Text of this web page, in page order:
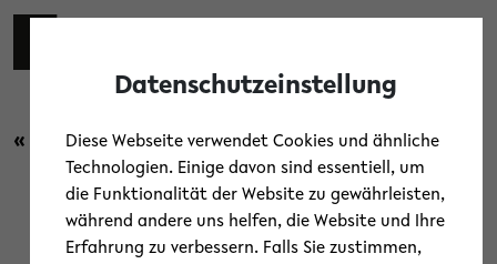
Skip to main content
« Zurück zur Übersicht
Himmelsatlas mit größter
Datenschutzeinstellung
Diese Webseite verwendet Cookies und ähnliche
Technologien. Einige davon sind essentiell, um
die Funktionalität der Website zu gewährleisten,
während andere uns helfen, die Website und Ihre
Erfahrung zu verbessern. Falls Sie zustimmen,